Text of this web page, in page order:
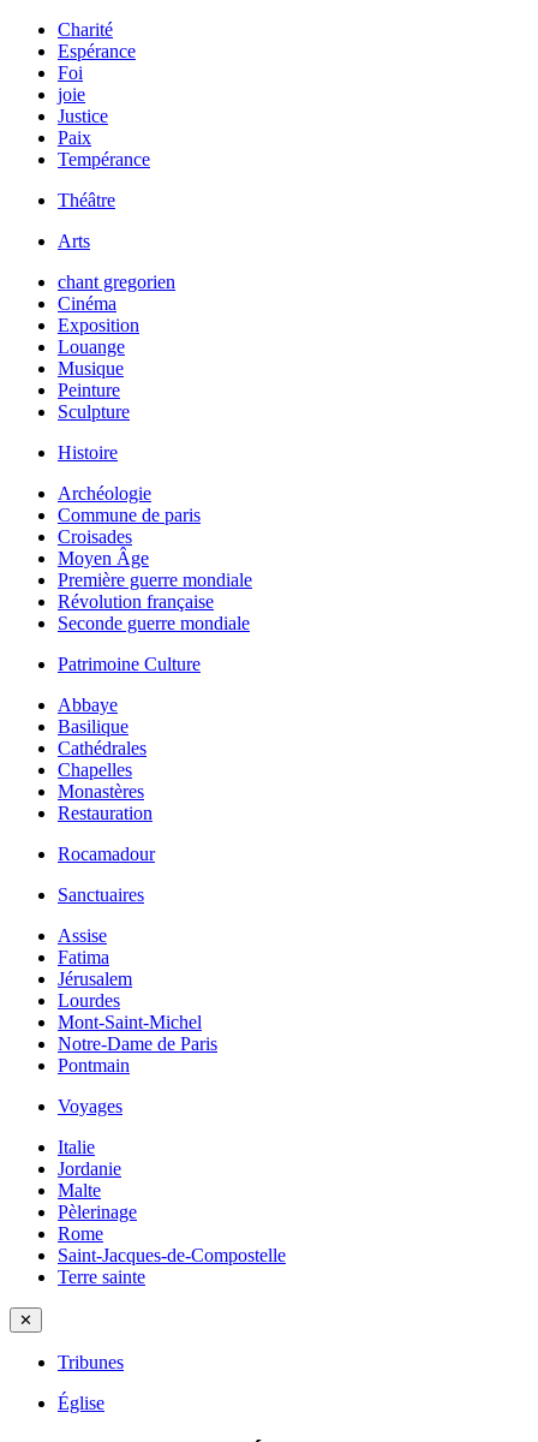
Charité
Espérance
Foi
joie
Justice
Paix
Tempérance
Théâtre
Arts
chant gregorien
Cinéma
Exposition
Louange
Musique
Peinture
Sculpture
Histoire
Archéologie
Commune de paris
Croisades
Moyen Âge
Première guerre mondiale
Révolution française
Seconde guerre mondiale
Patrimoine Culture
Abbaye
Basilique
Cathédrales
Chapelles
Monastères
Restauration
Rocamadour
Sanctuaires
Assise
Fatima
Jérusalem
Lourdes
Mont-Saint-Michel
Notre-Dame de Paris
Pontmain
Voyages
Italie
Jordanie
Malte
Pèlerinage
Rome
Saint-Jacques-de-Compostelle
Terre sainte
✕
Tribunes
Église